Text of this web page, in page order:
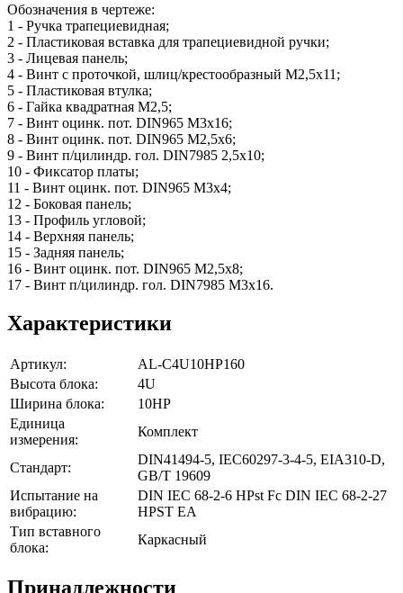
Обозначения в чертеже:
1 - Ручка трапециевидная;
2 - Пластиковая вставка для трапециевидной ручки;
3 - Лицевая панель;
4 - Винт с проточкой, шлиц/крестообразный М2,5х11;
5 - Пластиковая втулка;
6 - Гайка квадратная М2,5;
7 - Винт оцинк. пот. DIN965 М3х16;
8 - Винт оцинк. пот. DIN965 M2,5х6;
9 - Винт п/цилиндр. гол. DIN7985 2,5х10;
10 - Фиксатор платы;
11 - Винт оцинк. пот. DIN965 М3х4;
12 - Боковая панель;
13 - Профиль угловой;
14 - Верхняя панель;
15 - Задняя панель;
16 - Винт оцинк. пот. DIN965 М2,5х8;
17 - Винт п/цилиндр. гол. DIN7985 M3х16.
Характеристики
Артикул:
AL-C4U10HP160
Высота блока:
4U
Ширина блока:
10HP
Единица
измерения:
Комплект
Стандарт:
DIN41494-5, IEC60297-3-4-5, EIA310-D,
GB/T 19609
Испытание на
вибрацию:
DIN IEC 68-2-6 HPst Fc DIN IEC 68-2-27
HPST EA
Тип вставного
блока:
Каркасный
Принадлежности